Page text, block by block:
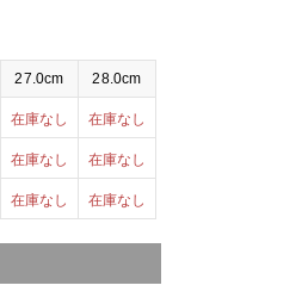
27.0cm 28.0cm
在庫なし 在庫なし
在庫なし 在庫なし
在庫なし 在庫なし